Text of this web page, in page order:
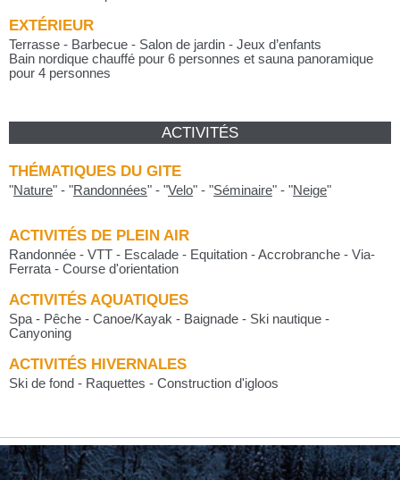
EXTÉRIEUR
Terrasse - Barbecue - Salon de jardin - Jeux d’enfants
Bain nordique chauffé pour 6 personnes et sauna panoramique
pour 4 personnes
ACTIVITÉS
THÉMATIQUES DU GITE
"Nature" - "Randonnées" - "Velo" - "Séminaire" - "Neige"
ACTIVITÉS DE PLEIN AIR
Randonnée - VTT - Escalade - Equitation - Accrobranche - Via-
Ferrata - Course d'orientation
ACTIVITÉS AQUATIQUES
Spa - Pêche - Canoe/Kayak - Baignade - Ski nautique -
Canyoning
ACTIVITÉS HIVERNALES
Ski de fond - Raquettes - Construction d'igloos